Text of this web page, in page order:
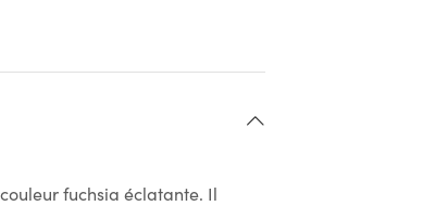
fuchsia éclatante. Il